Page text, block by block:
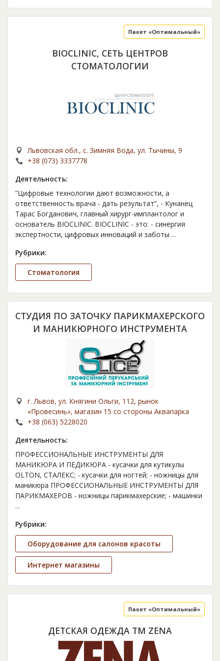
BIOCLINIC, СЕТЬ ЦЕНТРОВ
СТОМАТОЛОГИИ
Пакет «Оптимальный»
Львовская обл., с. Зимняя Вода, ул. Тычины, 9
+38 (073) 3337778
Деятельность:
”Цифровые технологии дают возможности, а
ответственность врача - дать результат”, - Кунанец
Тарас Богданович, главный хирург-имплантолог и
основатель BIOCLINIC. BIOCLINIC - это: - синергия
экспертности, цифровых инноваций и заботы ...
Рубрики:
Стоматология
СТУДИЯ ПО ЗАТОЧКУ ПАРИКМАХЕРСКОГО
И МАНИКЮРНОГО ИНСТРУМЕНТА
г. Львов, ул. Княгини Ольги, 112, рынок
«Провесинь», магазин 15 со стороны Аквапарка
+38 (063) 5228020
Деятельность:
ПРОФЕССИОНАЛЬНЫЕ ИНСТРУМЕНТЫ ДЛЯ
МАНИКЮРА И ПЕДИКЮРА - кусачки для кутикулы
OLTON, СТАЛЕКС; - кусачки для ногтей; - ножницы для
маникюра ПРОФЕССИОНАЛЬНЫЕ ИНСТРУМЕНТЫ ДЛЯ
ПАРИКМАХЕРОВ - ножницы парикмахерские; - машинки
...
Рубрики:
Оборудование для салонов красоты
Интернет магазины
ДЕТСКАЯ ОДЕЖДА TM ZENA
Пакет «Оптимальный»